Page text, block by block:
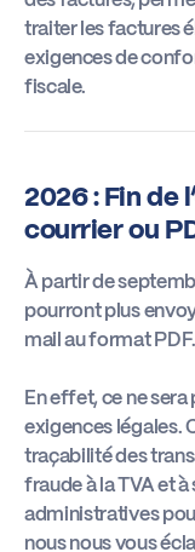
traiter les factures
exigences de
fiscale.
2026 : Fin de
courrier ou
À partir de
pourront plus
mail au format PDF.
En effet, ce ne
exigences légales.
traçabilité des
fraude à la TVA et
administratives
nous nous vous